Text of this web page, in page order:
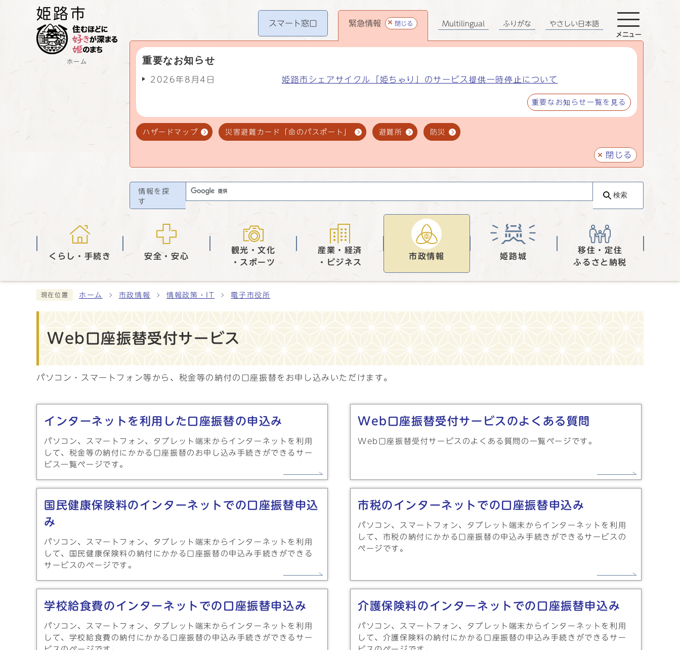
ホーム
スマート窓口 緊急情報 閉じる
重要なお知らせ
2026年8月4日 姫路市シェアサイクル「姫ちゃり」のサービス提供一時停止について
重要なお知らせ一覧を見る
ハザードマップ 災害避難カード「命のパスポート」 避難所 防災
閉じる
Multilingual ふりがな やさしい日本語
メニュー
情報を探
す
検索
くらし・手続き 安全・安心
観光・文化
・スポーツ
産業・経済
・ビジネス
市政情報 姫路城
移住・定住
ふるさと納税
現在位置 ホーム 市政情報 情報政策・IT 電子市役所
Web口座振替受付サービス
パソコン・スマートフォン等から、税金等の納付の口座振替をお申し込みいただけます。
インターネットを利用した口座振替の申込み
パソコン、スマートフォン、タブレット端末からインターネットを利用
して、税金等の納付にかかる口座振替のお申し込み手続きができるサー
ビス一覧ページです。
Web口座振替受付サービスのよくある質問
Web口座振替受付サービスのよくある質問の一覧ページです。
国民健康保険料のインターネットでの口座振替申込
み
パソコン、スマートフォン、タブレット端末からインターネットを利用
して、国民健康保険料の納付にかかる口座振替の申込み手続きができる
サービスのページです。
市税のインターネットでの口座振替申込み
パソコン、スマートフォン、タブレット端末からインターネットを利用
して、市税の納付にかかる口座振替の申込み手続きができるサービスの
ページです。
学校給食費のインターネットでの口座振替申込み
パソコン、スマートフォン、タブレット端末からインターネットを利用
して、学校給食費の納付にかかる口座振替の申込み手続きができるサー
介護保険料のインターネットでの口座振替申込み
パソコン、スマートフォン、タブレット端末からインターネットを利用
して、介護保険料の納付にかかる口座振替の申込み手続きができるサー